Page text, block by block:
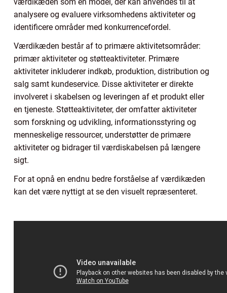
analysere og evaluere virksomhedens aktiviteter og
identificere områder med konkurrencefordel.
Værdikæden består af to primære aktivitetsområder:
primær aktiviteter og støtteaktiviteter. Primære
aktiviteter inkluderer indkøb, produktion, distribution og
salg samt kundeservice. Disse aktiviteter er direkte
involveret i skabelsen og leveringen af et produkt eller
en tjeneste. Støtteaktiviteter, der omfatter aktiviteter
som forskning og udvikling, informationsstyring og
menneskelige ressourcer, understøtter de primære
aktiviteter og bidrager til værdiskabelsen på længere
sigt.
For at opnå en endnu bedre forståelse af værdikæden
kan det være nyttigt at se den visuelt repræsenteret.